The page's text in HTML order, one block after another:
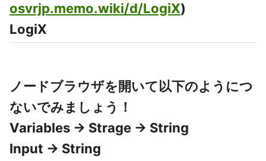
osvrjp.memo.wiki/d/LogiX)
LogiX
ノードブラウザを開いて以下のようにつ
ないでみましょう！
Variables -> Strage -> String
Input -> String